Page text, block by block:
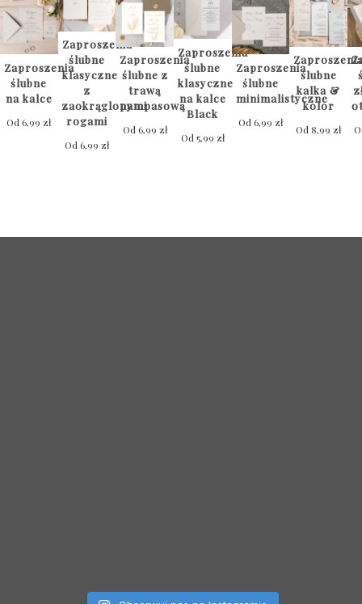
Zaproszenia
ślubne
na kalce
Od6,99zł
Zaproszenia
ślubne
klasyczne
z
zaokrąglonymi
rogami
Od6,99 zł
Zaproszenia
ślubne z
trawą
pampasową
Od6,99 zł
Zaproszenia
ślubne
klasyczne
na kalce
Black
Od 5,99 zł
Zaproszenia
ślubne
minimalistyczne
Od6,99zł
ślubne
kalka &
kolor
Od 8,99zł